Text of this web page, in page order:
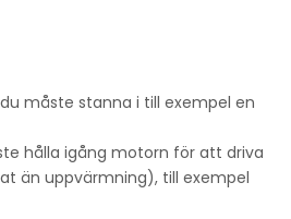
måste stanna i till exempel en
hålla igång motorn för att driva
än uppvärmning), till exempel